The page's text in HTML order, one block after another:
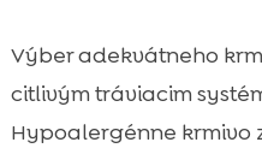
Výber adekvátneho
citlivým tráviacim
Hypoalergénne krmivo